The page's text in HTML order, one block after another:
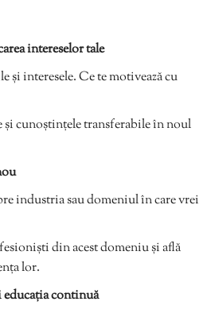
intereselor tale
și interesele. Ce te motivează cu
cunoștințele transferabile în noul
industria sau domeniul în care vrei
din acest domeniu și află
lor.
continuă